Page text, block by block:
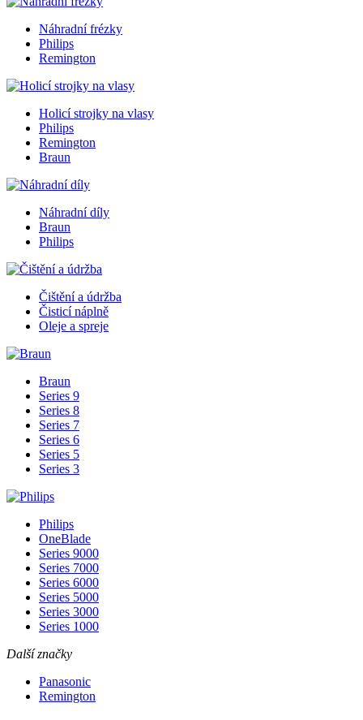
Náhradní frézky
Philips
Remington
Holicí strojky na vlasy
Philips
Remington
Braun
Náhradní díly
Braun
Philips
Čištění a údržba
Čisticí náplně
Oleje a spreje
Braun
Series 9
Series 8
Series 7
Series 6
Series 5
Series 3
Philips
OneBlade
Series 9000
Series 7000
Series 6000
Series 5000
Series 3000
Series 1000
Další značky
Panasonic
Remington